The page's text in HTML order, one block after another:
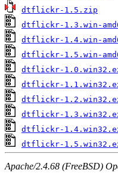
dtflickr-1.5.zip
dtflickr-1.3.win-
dtflickr-1.4.win-
dtflickr-1.5.win-
dtflickr-
dtflickr-
dtflickr-
dtflickr-
dtflickr-
dtflickr-
Apache/2.4.68 (FreeBSD)